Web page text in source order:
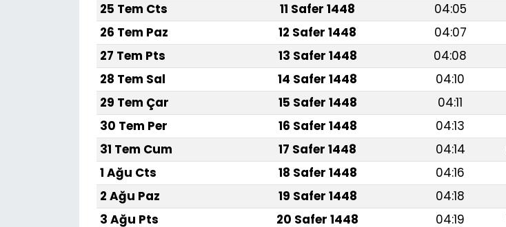
25 Tem Cts
11 Safer 1448 04:05
26 Tem Paz
12 Safer 1448 04:07
27 Tem Pts
13 Safer 1448 04:08
28 Tem Sal
14 Safer 1448 04:10
29 Tem Çar
15 Safer 1448 04:11
30 Tem Per
16 Safer 1448 04:13
31 Tem Cum
17 Safer 1448 04:14
1 Ağu Cts
18 Safer 1448 04:16
2 Ağu Paz
19 Safer 1448 04:18
3 Ağu Pts
20 Safer 1448 04:19